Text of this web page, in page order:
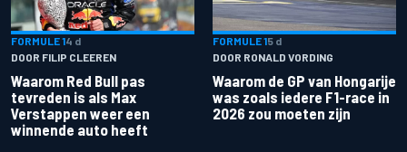
FORMULE 14 d
DOOR FILIP CLEEREN
Waarom Red Bull pas
tevreden is als Max
Verstappen weer een
winnende auto heeft
FORMULE 15 d
DOOR RONALD VORDING
Waarom de GP van Hongarije
was zoals iedere F1-race in
2026 zou moeten zijn